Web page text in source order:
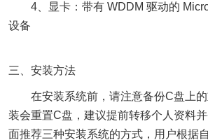
4、显卡：带有 WDDM 驱动的
设备
三、安装方法
在安装系统前，请注意备份C盘上的
装会重置C盘，建议提前转移个人资料
面推荐三种安装系统的方式，用户根据